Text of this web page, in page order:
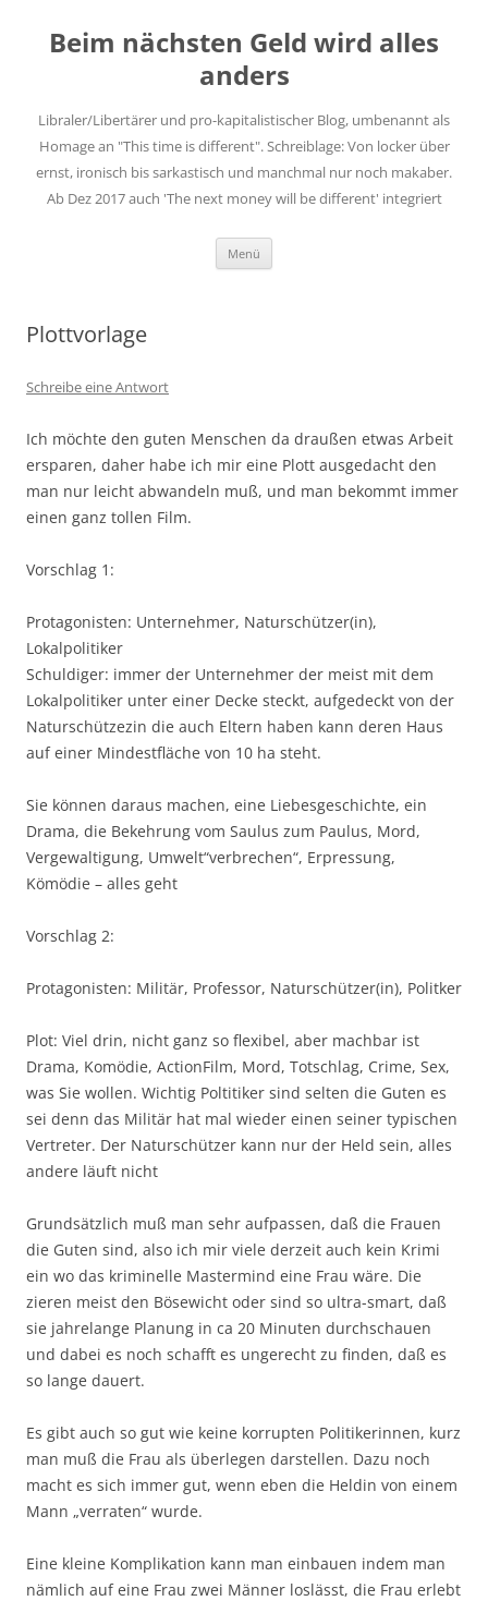
springen
Beim nächsten Geld wird alles
anders
Libraler/Libertärer und pro-kapitalistischer Blog, umbenannt als
Homage an "This time is different". Schreiblage: Von locker über
ernst, ironisch bis sarkastisch und manchmal nur noch makaber.
Ab Dez 2017 auch 'The next money will be different' integriert
Menü
Plottvorlage
Schreibe eine Antwort
Ich möchte den guten Menschen da draußen etwas Arbeit
ersparen, daher habe ich mir eine Plott ausgedacht den
man nur leicht abwandeln muß, und man bekommt immer
einen ganz tollen Film.
Vorschlag 1:
Protagonisten: Unternehmer, Naturschützer(in),
Lokalpolitiker
Schuldiger: immer der Unternehmer der meist mit dem
Lokalpolitiker unter einer Decke steckt, aufgedeckt von der
Naturschützezin die auch Eltern haben kann deren Haus
auf einer Mindestfläche von 10 ha steht.
Sie können daraus machen, eine Liebesgeschichte, ein
Drama, die Bekehrung vom Saulus zum Paulus, Mord,
Vergewaltigung, Umwelt“verbrechen“, Erpressung,
Kömödie – alles geht
Vorschlag 2:
Protagonisten: Militär, Professor, Naturschützer(in), Politker
Plot: Viel drin, nicht ganz so flexibel, aber machbar ist
Drama, Komödie, ActionFilm, Mord, Totschlag, Crime, Sex,
was Sie wollen. Wichtig Poltitiker sind selten die Guten es
sei denn das Militär hat mal wieder einen seiner typischen
Vertreter. Der Naturschützer kann nur der Held sein, alles
andere läuft nicht
Grundsätzlich muß man sehr aufpassen, daß die Frauen
die Guten sind, also ich mir viele derzeit auch kein Krimi
ein wo das kriminelle Mastermind eine Frau wäre. Die
zieren meist den Bösewicht oder sind so ultra-smart, daß
sie jahrelange Planung in ca 20 Minuten durchschauen
und dabei es noch schafft es ungerecht zu finden, daß es
so lange dauert.
Es gibt auch so gut wie keine korrupten Politikerinnen, kurz
man muß die Frau als überlegen darstellen. Dazu noch
macht es sich immer gut, wenn eben die Heldin von einem
Mann „verraten“ wurde.
Eine kleine Komplikation kann man einbauen indem man
nämlich auf eine Frau zwei Männer loslässt, die Frau erlebt